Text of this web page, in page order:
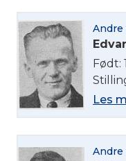
Andre
Født:
Les
Andre